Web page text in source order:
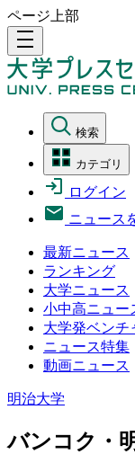
ページ上部
density_medium
検索
カテゴリ
ログイン
ニュース
最新ニュース
ランキング
大学ニュース
小中高ニュー
大学発ベンチ
ニュース特集
動画ニュース
明治大学
バンコク・